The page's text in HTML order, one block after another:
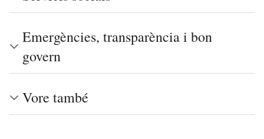
Emergències, transparència i bon
govern
Vore també